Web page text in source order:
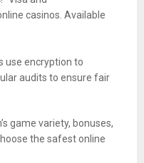
casinos. Available
use encryption to
audits to ensure fair
game variety, bonuses,
the safest online